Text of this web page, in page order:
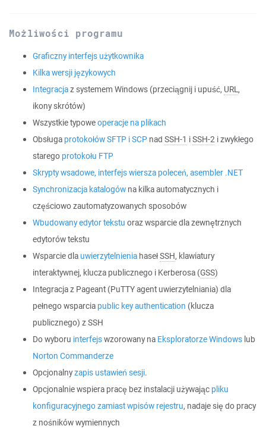
Możliwości programu
Graficzny interfejs użytkownika
Kilka wersji językowych
Integracjaz systemem Windows (przeciągnij i upuść, URL,
ikony skrótów)
Wszystkie typoweoperacje na plikach
Obsługa protokołów SFTP i SCP nad SSH-1 iSSH-2 i zwykłego
starego protokołu FTP
Skrypty wsadowe, interfejs wiersza poleceń, asembler .NET
Synchronizacja katalogów na kilka automatycznych i
częściowo zautomatyzowanych sposobów
Wbudowany edytor tekstu oraz wsparcie dla zewnętrznych
edytorów tekstu
Wsparcie dla uwierzytelnienia hasełSSH, klawiatury
interaktywnej, klucza publicznego i Kerberosa (GSS)
Integracja z Pageant (PuTTY agent uwierzytelniania) dla
pełnego wsparcia public key authentication (klucza
publicznego) z SSH
Do wyboru interfejswzorowany na Eksploratorze Windows lub
Norton Commanderze
Opcjonalnyzapis ustawień sesji.
Opcjonalnie wspiera pracę bez instalacji używając pliku
konfiguracyjnego zamiast wpisów rejestru, nadaje się do pracy
z nośników wymiennych